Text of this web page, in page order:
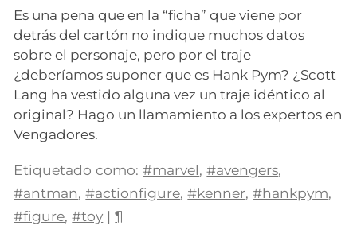
Es una pena que en la “ficha” que viene por
detrás del cartón no indique muchos datos
sobre el personaje, pero por el traje
¿deberíamos suponer que es Hank Pym? ¿Scott
Lang ha vestido alguna vez un traje idéntico al
original? Hago un llamamiento a los expertos en
Vengadores.
Etiquetado como: #marvel,#avengers,
#antman,#actionfigure,#kenner,#hankpym,
#figure,#toy |¶